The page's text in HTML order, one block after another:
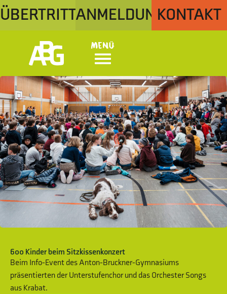
ÜBERTRITTANMELDUNGKONTAKT
Menü
600 Kinder beim Sitzkissenkonzert
Beim Info-Event des Anton-Bruckner-Gymnasiums
präsentierten der Unterstufenchor und das Orchester Songs
aus Krabat.